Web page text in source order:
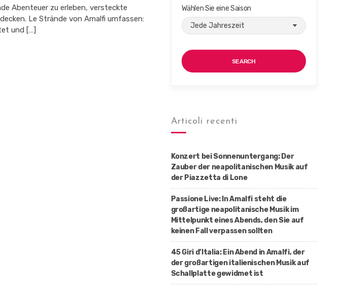
Abenteuer zu erleben, versteckte
Le Strände von Amalfi umfassen:
und […]
Wählen Sie eine Saison
SEARCH
Articoli recenti
Konzert bei Sonnenuntergang: Der
Zauber der neapolitanischen Musik auf
der Piazzetta di Lone
Passione Live: In Amalfi steht die
großartige neapolitanische Musik im
Mittelpunkt eines Abends, den Sie auf
keinen Fall verpassen sollten
45 Giri d’Italia: Ein Abend in Amalfi, der
der großartigen italienischen Musik auf
Schallplatte gewidmet ist